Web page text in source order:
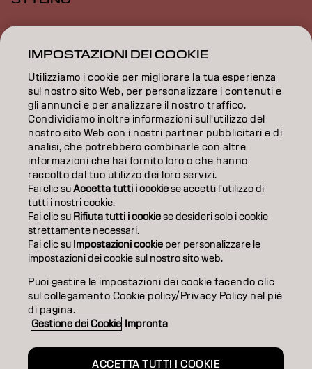
ISPIRAZIONE
FORMAZIONE
INFORMAZIONI
SALON FINDER
DIVENTA PARTNER
CONTATTACI
ImprontaPrivacy PolicyCookie Policy
Accessibilità
IT | Italian
Goldwell is part of
IMPOSTAZIONI DEI COOKIE
Utilizziamo i cookie per migliorare la tua esperienza
sul nostro sito Web, per personalizzare i contenuti e
gli annunci e per analizzare il nostro traffico.
Condividiamo inoltre informazioni sull'utilizzo del
nostro sito Web con i nostri partner pubblicitari e di
analisi, che potrebbero combinarle con altre
informazioni che hai fornito loro o che hanno
raccolto dal tuo utilizzo dei loro servizi.
Fai clic suAccetta tutti i cookiese accetti l'utilizzo di
tutti i nostri cookie.
Fai clic su Rifiuta tutti i cookiese desideri solo i cookie
strettamente necessari.
Fai clic su Impostazioni cookie per personalizzare le
impostazioni dei cookie sul nostro sito web.
Puoi gestire le impostazioni dei cookie facendo clic
sul collegamento Cookie policy/Privacy Policy nel piè
di pagina.
Gestione dei Cookie Impronta
ACCETTA TUTTI I COOKIE